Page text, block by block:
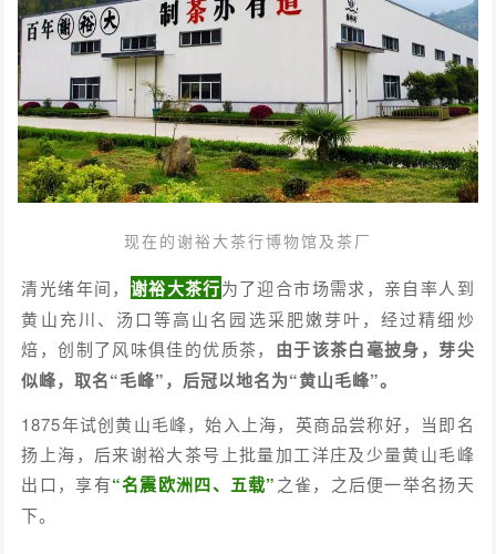
现在的谢裕大茶行博物馆及茶厂
清光绪年间， 谢裕大茶行为了迎合市场需求，亲自率人到
黄山充川、汤口等高山名园选采肥嫩芽叶，经过精细炒
焙，创制了风味俱佳的优质茶， 由于该茶白毫披身，芽尖
似峰，取名“毛峰”，后冠以地名为“黄山毛峰”。
1875年试创黄山毛峰，始入上海，英商品尝称好，当即名
扬上海，后来谢裕大茶号上批量加工洋庄及少量黄山毛峰
出口，享有“名震欧洲四、五载”之雀，之后便一举名扬天
下。